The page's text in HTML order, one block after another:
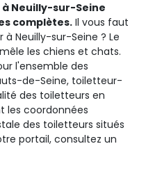
Neuilly-sur-Seine
complètes. Il vous faut
Neuilly-sur-Seine ? Le
les chiens et chats.
l'ensemble des
de-Seine, toiletteur-
des toiletteurs en
les coordonnées
des toiletteurs situés
portail, consultez un